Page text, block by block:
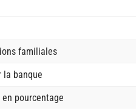
familiales
la banque
en pourcentage